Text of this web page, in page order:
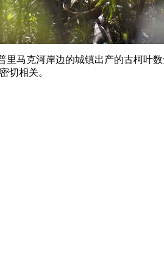
里马克河岸边的城镇出产的古柯叶
切相关。